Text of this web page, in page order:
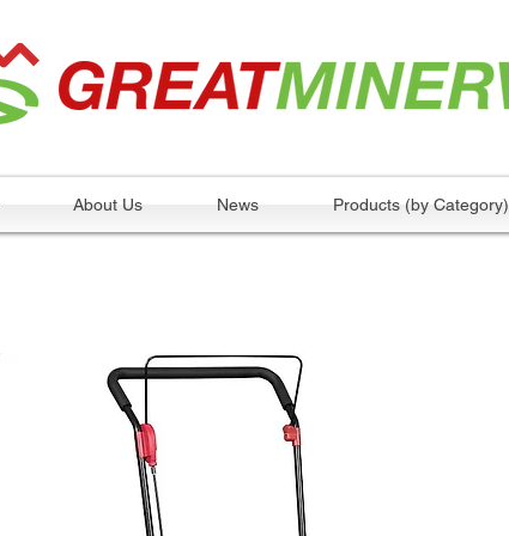
About Us News Products (by Category)